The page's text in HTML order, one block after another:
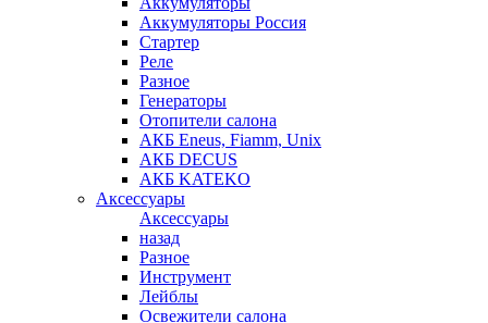
Аккумуляторы Россия
Стартер
Реле
Разное
Генераторы
Отопители салона
АКБ Eneus, Fiamm, Unix
АКБ DECUS
АКБ KATEKO
Аксессуары
Аксессуары
назад
Разное
Инструмент
Лейблы
Освежители салона